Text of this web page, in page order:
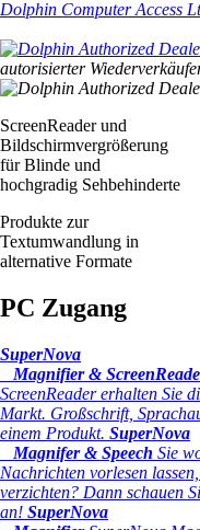
Dolphin Computer Access
autorisierter
ScreenReader und
Bildschirmvergrößerung
für Blinde und
hochgradig Sehbehinderte
Produkte zur
Textumwandlung in
alternative Formate
PC Zugang
SuperNova
Magnifier &
ScreenReader erhalten Sie
Markt. Großschrift,
einem Produkt. SuperNova
Magnifer & Speech Sie
Nachrichten vorlesen
verzichten? Dann schauen
an! SuperNova